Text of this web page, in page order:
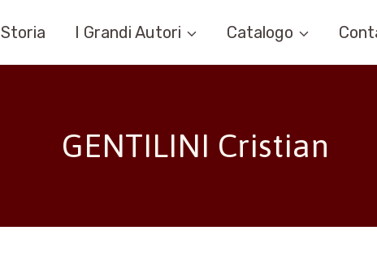
Storia I Grandi Autori Catalogo
GENTILINI Cristian